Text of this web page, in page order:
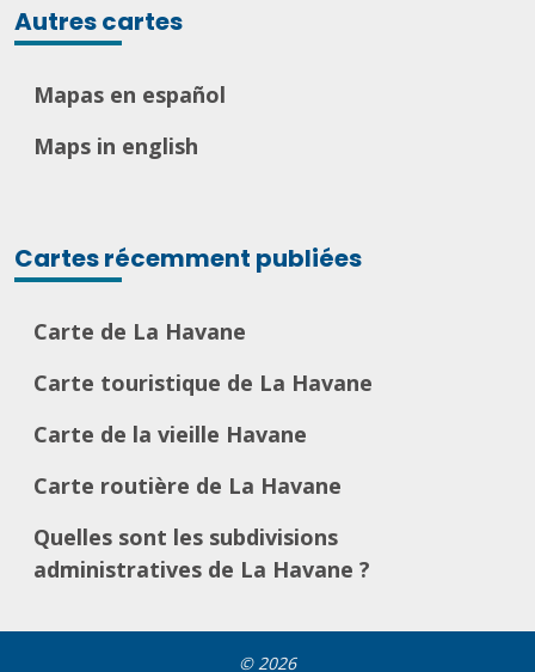
Autres cartes
Mapas en español
Maps in english
Cartes récemment publiées
Carte de La Havane
Carte touristique de La Havane
Carte de la vieille Havane
Carte routière de La Havane
Quelles sont les subdivisions
administratives de La Havane ?
© 2026